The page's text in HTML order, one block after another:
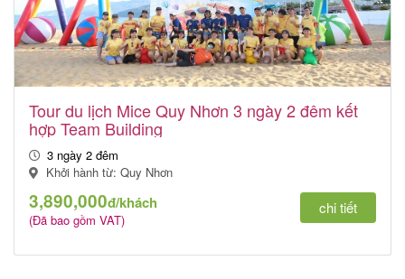
Tour du lịch Mice Quy Nhơn 3 ngày 2 đêm kết
hợp Team Building
3 ngày 2 đêm
Khởi hành từ: Quy Nhơn
3,890,000đ/khách
(Đã bao gồm VAT)
chi tiết